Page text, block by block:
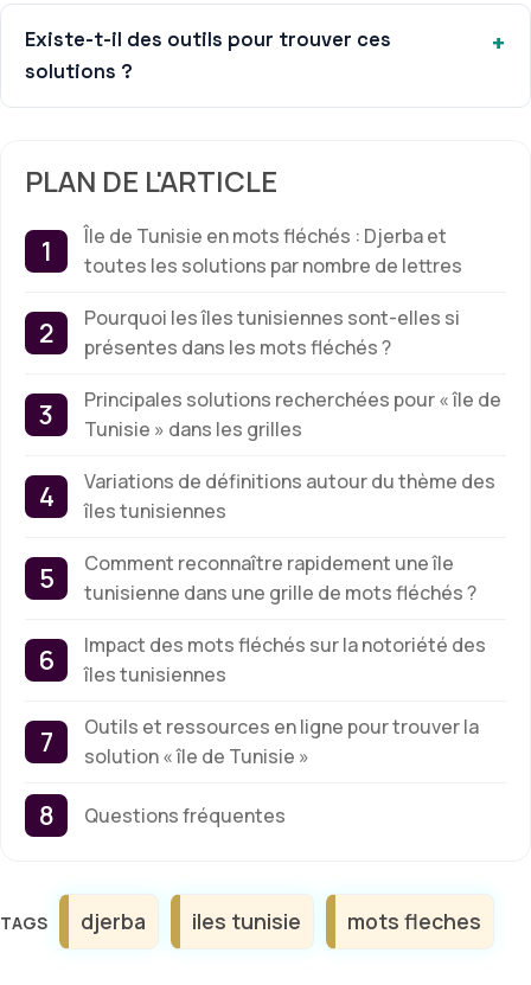
Existe-t-il des outils pour trouver ces
solutions ?
PLAN DE L'ARTICLE
Île de Tunisie en mots fléchés : Djerba et
toutes les solutions par nombre de lettres
Pourquoi les îles tunisiennes sont-elles si
présentes dans les mots fléchés ?
Principales solutions recherchées pour « île de
Tunisie » dans les grilles
Variations de définitions autour du thème des
îles tunisiennes
Comment reconnaître rapidement une île
tunisienne dans une grille de mots fléchés ?
Impact des mots fléchés sur la notoriété des
îles tunisiennes
Outils et ressources en ligne pour trouver la
solution « île de Tunisie »
Questions fréquentes
Étiquettes
djerba iles tunisie mots fleches